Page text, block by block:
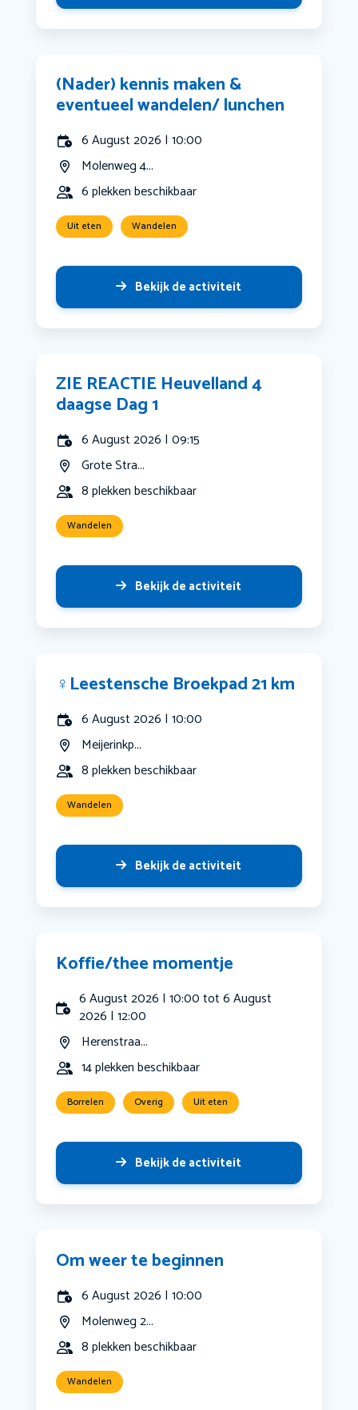
(Nader) kennis maken &
eventueel wandelen/ lunchen
6 August 2026 | 10:00
Molenweg 4...
6 plekken beschikbaar
Uit eten Wandelen
Bekijk de activiteit
ZIE REACTIE Heuvelland 4
daagse Dag 1
6 August 2026 | 09:15
Grote Stra...
8 plekken beschikbaar
Wandelen
Bekijk de activiteit
‍♀️Leestensche Broekpad 21 km
6 August 2026 | 10:00
Meijerinkp...
8 plekken beschikbaar
Wandelen
Bekijk de activiteit
Koffie/thee momentje
6 August 2026 | 10:00 tot 6 August
2026 | 12:00
Herenstraa...
14 plekken beschikbaar
Borrelen Overig Uit eten
Bekijk de activiteit
Om weer te beginnen
6 August 2026 | 10:00
Molenweg 2...
8 plekken beschikbaar
Wandelen